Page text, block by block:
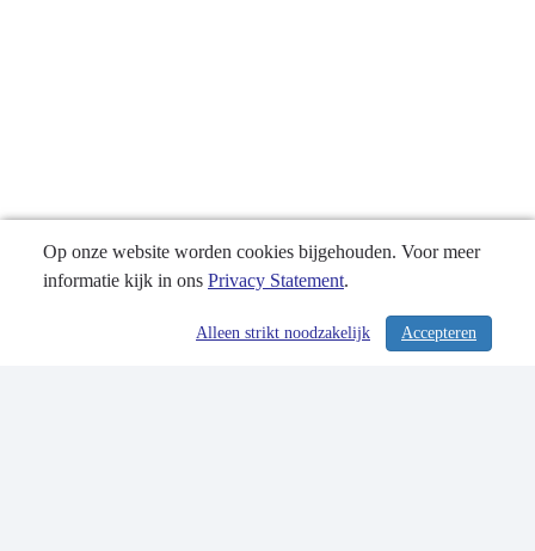
/ 326
Op onze website worden cookies bijgehouden. Voor meer
informatie kijk in ons Privacy Statement.
Accepteren
Alleen strikt noodzakelijk